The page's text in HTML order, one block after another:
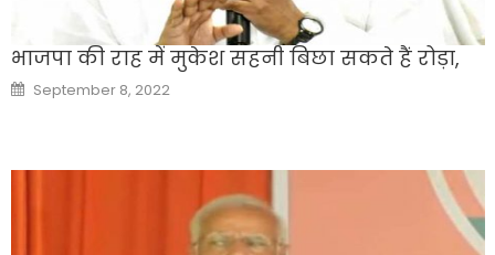
भाजपा की राह में मुकेश सहनी बिछा सकते हैं रोड़ा,
Posted
on
September 8, 2022